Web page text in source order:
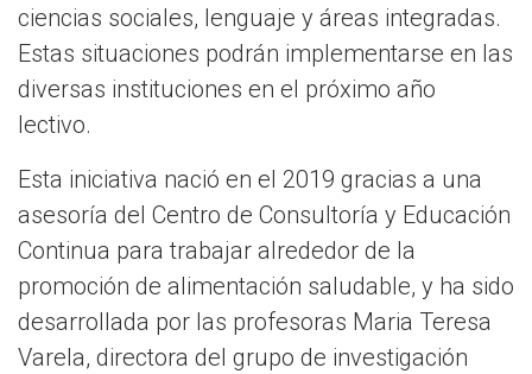
ciencias sociales, lenguaje y áreas integradas.
Estas situaciones podrán implementarse en las
diversas instituciones en el próximo año
lectivo.
Esta iniciativa nació en el 2019 gracias a una
asesoría del Centro de Consultoría y Educación
Continua para trabajar alrededor de la
promoción de alimentación saludable, y ha sido
desarrollada por las profesoras Maria Teresa
Varela, directora del grupo de investigación